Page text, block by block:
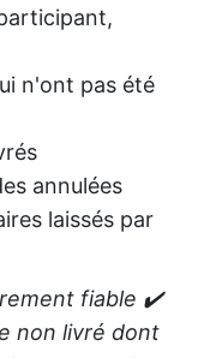
n'ont pas été
annulées
laissés par
fiable ✔️
non livré dont